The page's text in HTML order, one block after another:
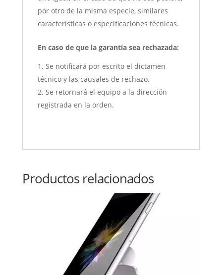
por otro de la misma especie, similares
características o especificaciones técnicas.
En caso de que la garantía sea rechazada:
Se notificará por escrito el dictamen
técnico y las causales de rechazo.
Se retornará el equipo a la dirección
registrada en la orden.
Productos relacionados